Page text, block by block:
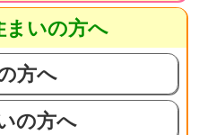
まいの方へ
方へ
の方へ